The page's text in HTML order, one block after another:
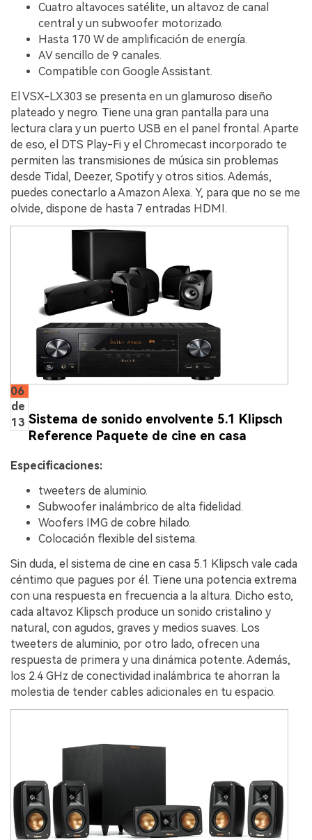
Cuatro altavoces satélite, un altavoz de canal
central y un subwoofer motorizado.
Hasta 170 W de amplificación de energía.
AV sencillo de 9 canales.
Compatible con Google Assistant.
El VSX-LX303 se presenta en un glamuroso diseño
plateado y negro. Tiene una gran pantalla para una
lectura clara y un puerto USB en el panel frontal. Aparte
de eso, el DTS Play-Fi y el Chromecast incorporado te
permiten las transmisiones de música sin problemas
desde Tidal, Deezer, Spotify y otros sitios. Además,
puedes conectarlo a Amazon Alexa. Y, para que no se me
olvide, dispone de hasta 7 entradas HDMI.
06
de
13 Sistema de sonido envolvente 5.1 Klipsch
Reference Paquete de cine en casa
Especificaciones:
tweeters de aluminio.
Subwoofer inalámbrico de alta fidelidad.
Woofers IMG de cobre hilado.
Colocación flexible del sistema.
Sin duda, el sistema de cine en casa 5.1 Klipsch vale cada
céntimo que pagues por él. Tiene una potencia extrema
con una respuesta en frecuencia a la altura. Dicho esto,
cada altavoz Klipsch produce un sonido cristalino y
natural, con agudos, graves y medios suaves. Los
tweeters de aluminio, por otro lado, ofrecen una
respuesta de primera y una dinámica potente. Además,
los 2.4 GHz de conectividad inalámbrica te ahorran la
molestia de tender cables adicionales en tu espacio.